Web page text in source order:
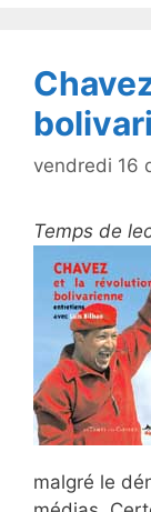
vendredi 16
Temps de
malgré le